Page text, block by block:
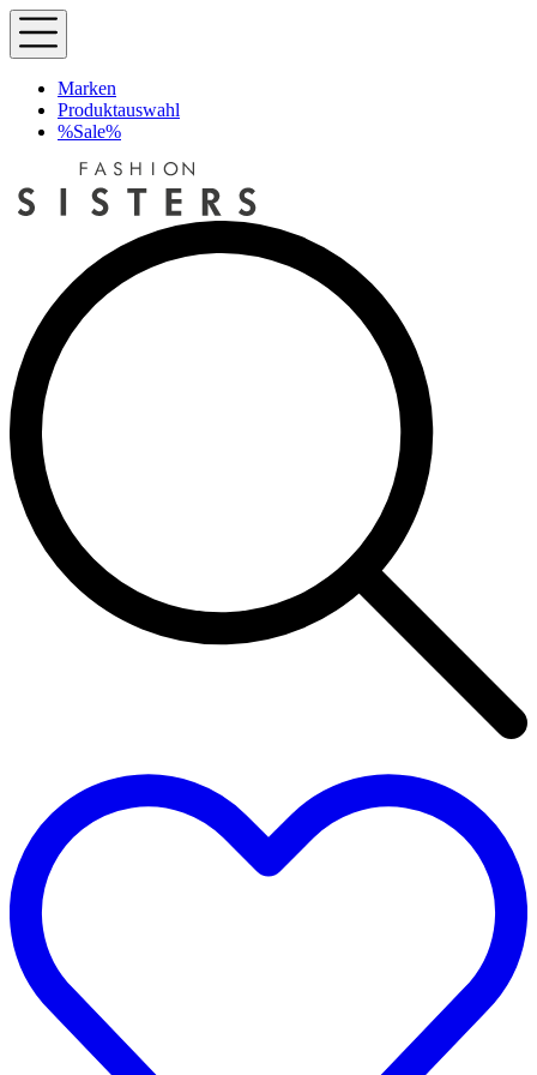
Marken
Produktauswahl
%Sale%